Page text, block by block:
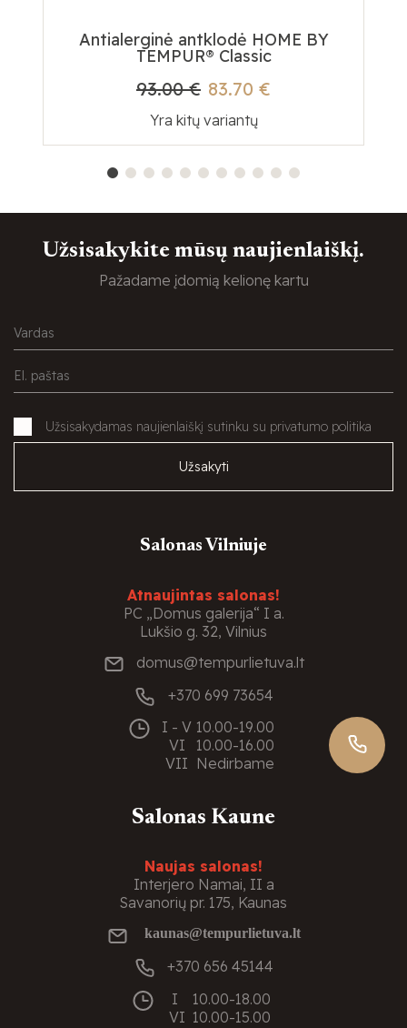
Antialerginė antklodė HOME BY
TEMPUR® Classic
83.70 €
93.00 €
Yra kitų variantų
Užsisakykite mūsų naujienlaiškį.
Pažadame įdomią kelionę kartu
Užsisakydamas naujienlaiškį sutinku su privatumo politika
Užsakyti
Salonas Vilniuje
Atnaujintas salonas!
PC „Domus galerija“ I a.
Lukšio g. 32, Vilnius
domus@tempurlietuva.lt
+370 699 73654
I - V 10.00-19.00
VI
10.00-16.00
VII Nedirbame
Salonas Kaune
Naujas salonas!
Interjero Namai, II a
Savanorių pr. 175, Kaunas
kaunas@tempurlietuva.lt
+370 656 45144
I
10.00-18.00
VI 10.00-15.00